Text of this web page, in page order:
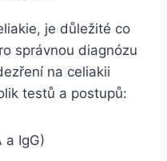
je důležité co
správnou diagnózu
na celiakii
testů a postupů:
a IgG)